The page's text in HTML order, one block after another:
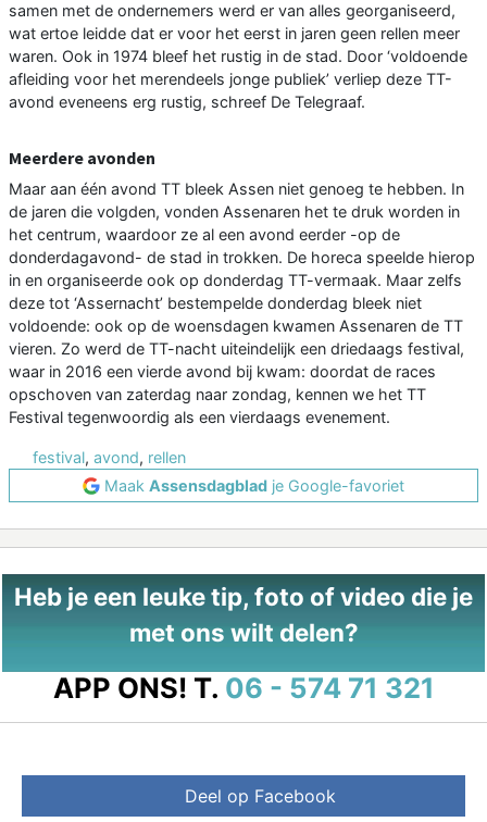
samen met de ondernemers werd er van alles georganiseerd,
wat ertoe leidde dat er voor het eerst in jaren geen rellen meer
waren. Ook in 1974 bleef het rustig in de stad. Door ‘voldoende
afleiding voor het merendeels jonge publiek’ verliep deze TT-
avond eveneens erg rustig, schreef De Telegraaf.
Meerdere avonden
Maar aan één avond TT bleek Assen niet genoeg te hebben. In
de jaren die volgden, vonden Assenaren het te druk worden in
het centrum, waardoor ze al een avond eerder -op de
donderdagavond- de stad in trokken. De horeca speelde hierop
in en organiseerde ook op donderdag TT-vermaak. Maar zelfs
deze tot ‘Assernacht’ bestempelde donderdag bleek niet
voldoende: ook op de woensdagen kwamen Assenaren de TT
vieren. Zo werd de TT-nacht uiteindelijk een driedaags festival,
waar in 2016 een vierde avond bij kwam: doordat de races
opschoven van zaterdag naar zondag, kennen we het TT
Festival tegenwoordig als een vierdaags evenement.
festival, avond, rellen
Maak Assensdagblad je Google-favoriet
Heb je een leuke tip, foto of video die je
met ons wilt delen?
APP ONS! T. 06 - 574 71 321
Deel op Facebook